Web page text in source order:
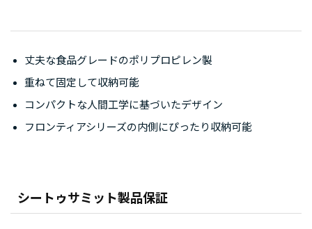
シートゥサミット製品保証
丈夫な食品グレードのポリプロピレン製
重ねて固定して収納可能
コンパクトな人間工学に基づいたデザイン
フロンティアシリーズの内側にぴったり収納可能